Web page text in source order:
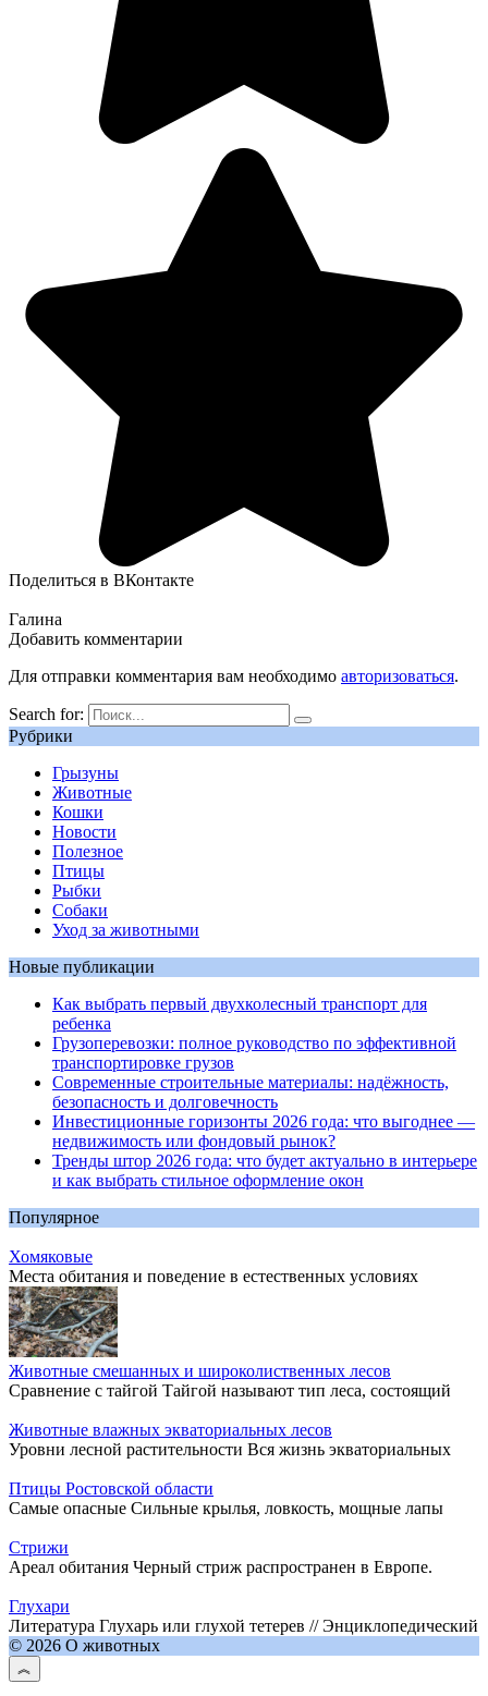
Поделиться в ВКонтакте
Галина
Добавить комментарии
Для отправки комментария вам необходимо авторизоваться.
Search for:
Рубрики
Грызуны
Животные
Кошки
Новости
Полезное
Птицы
Рыбки
Собаки
Уход за животными
Новые публикации
Как выбрать первый двухколесный транспорт для
ребенка
Грузоперевозки: полное руководство по эффективной
транспортировке грузов
Современные строительные материалы: надёжность,
безопасность и долговечность
Инвестиционные горизонты 2026 года: что выгоднее —
недвижимость или фондовый рынок?
Тренды штор 2026 года: что будет актуально в интерьере
и как выбрать стильное оформление окон
Популярное
Хомяковые
Места обитания и поведение в естественных условиях
Животные смешанных и широколиственных лесов
Сравнение с тайгой Тайгой называют тип леса, состоящий
Животные влажных экваториальных лесов
Уровни лесной растительности Вся жизнь экваториальных
Птицы Ростовской области
Самые опасные Сильные крылья, ловкость, мощные лапы
Стрижи
Ареал обитания Черный стриж распространен в Европе.
Глухари
Литература Глухарь или глухой тетерев // Энциклопедический
© 2026 О животных